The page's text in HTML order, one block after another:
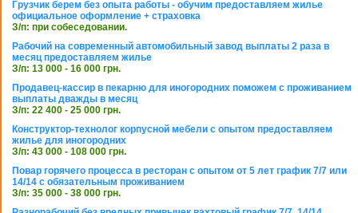
Грузчик берем без опыта работы - обучим предоставляем жилье
официальное оформление + страховка
З/п: при собеседовании.
Рабочий на современный автомобильный завод выплаты 2 раза в
месяц предоставляем жилье
З/п: 13 000 - 16 000 грн.
Продавец-кассир в пекарню для иногородних поможем с проживанием
выплаты дважды в месяц
З/п: 22 400 - 25 000 грн.
Конструктор-технолог корпусной мебели с опытом предоставляем
жилье для иногородних
З/п: 43 000 - 108 000 грн.
Повар горячего процесса в ресторан с опытом от 5 лет график 7/7 или
14/14 с обязательным проживанием
З/п: 35 000 - 38 000 грн.